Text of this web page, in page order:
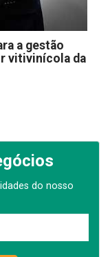
a gestão
vitivinícola da
do nosso